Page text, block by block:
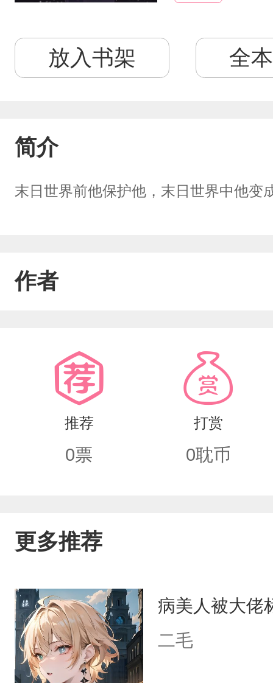
放入书架 全
简介
末日世界前他保护他，末日世界中他
作者
推荐
0票
打赏
0耽币
更多推荐
病美人被大佬
二毛